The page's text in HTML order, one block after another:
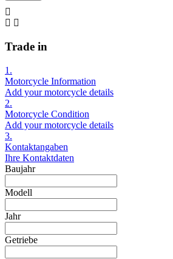
Trade in
1.
Motorcycle Information
Add your motorcycle details
2.
Motorcycle Condition
Add your motorcycle details
3.
Kontaktangaben
Ihre Kontaktdaten
Baujahr
Modell
Jahr
Getriebe